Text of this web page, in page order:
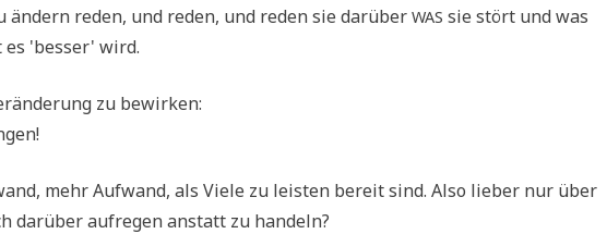
-
ändern reden, und reden, und reden sie dar­über WAS sie stört und was
'bes­ser' wird.
zu bewirken:
mehr Auf­wand, als Vie­le zu lei­sten bereit sind. Also lie­ber nur über
dar­über auf­re­gen anstatt zu handeln?